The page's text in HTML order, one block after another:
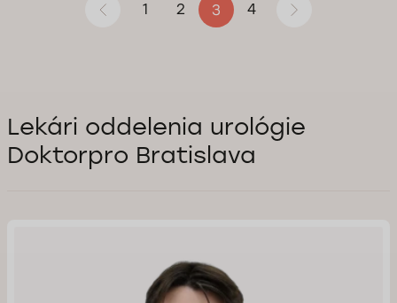
1 2 3 4
Lekári oddelenia urológie
Doktorpro Bratislava